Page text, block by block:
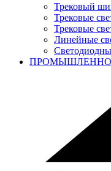
Трековый
Трековые
Трековые
Линейные